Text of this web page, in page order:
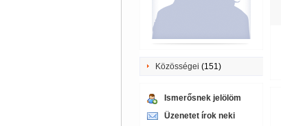
Közösségei (151)
Ismerősnek jelölöm
Üzenetet írok neki